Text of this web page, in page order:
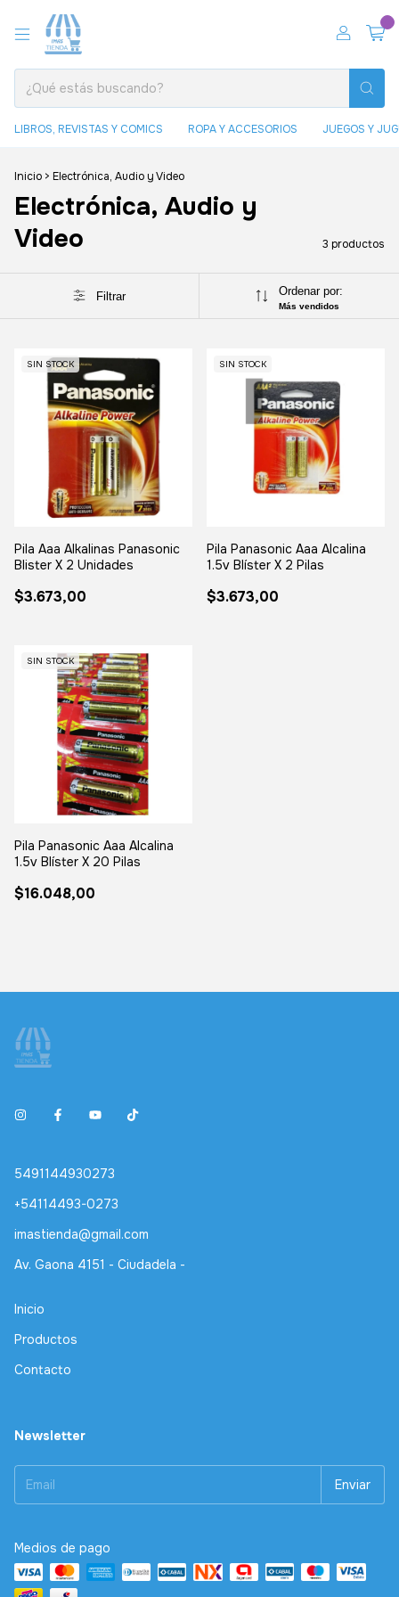
LIBROS, REVISTAS Y COMICS ROPA Y ACCESORIOS JUEGOS Y
Inicio > Electrónica, Audio y Video
Electrónica, Audio y
Video
3 productos
Filtrar Ordenar por:
Más vendidos
SIN STOCK
Pila Aaa Alkalinas Panasonic
Blister X 2 Unidades
$3.673,00
SIN STOCK
Pila Panasonic Aaa Alcalina
1.5v Blíster X 2 Pilas
$3.673,00
SIN STOCK
Pila Panasonic Aaa Alcalina
1.5v Blíster X 20 Pilas
$16.048,00
5491144930273
+54114493-0273
imastienda@gmail.com
Av. Gaona 4151 - Ciudadela -
Inicio
Productos
Contacto
Newsletter
Medios de pago